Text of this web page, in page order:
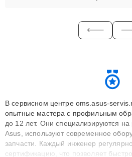
В сервисном центре oms.asus-
опытные мастера с профильным
до 12 лет. Они специализируются
Asus, используют современное
запчасти. Каждый инженер
сертификацию, что позволяет